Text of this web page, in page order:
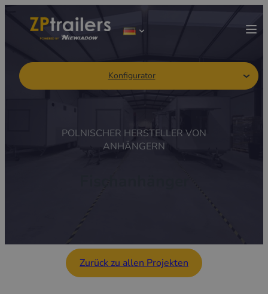
Konfigurator
POLNISCHER HERSTELLER VON
ANHÄNGERN
Zurück zu allen Projekten